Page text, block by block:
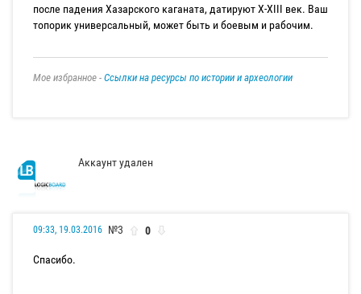
после падения Хазарского каганата, датируют X-XIII век. Ваш
топорик универсальный, может быть и боевым и рабочим.
Мое избранное - Ссылки на ресурсы по истории и археологии
Аккаунт удален
09:33, 19.03.2016 №3 0
Спасибо.